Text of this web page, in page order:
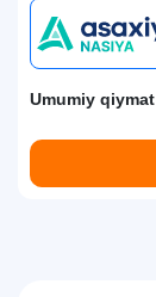
Umumiy qiymat